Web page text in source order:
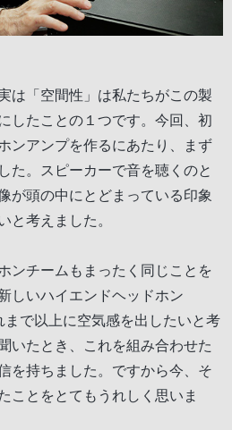
は「空間性」は私たちがこの製
したことの１つです。今回、初
ンアンプを作るにあたり、まず
た。スピーカーで音を聴くのと
が頭の中にとどまっている印象
と考えました。
ンチームもまったく同じことを
しいハイエンドヘッドホン
まで以上に空気感を出したいと考
いたとき、これを組み合わせた
を持ちました。ですから今、そ
ことをとてもうれしく思いま